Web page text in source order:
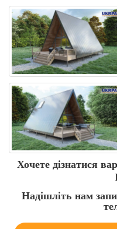
Хочете дізнатися
Надішліть нам